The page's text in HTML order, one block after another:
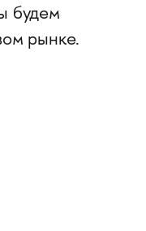
будем
рынке.